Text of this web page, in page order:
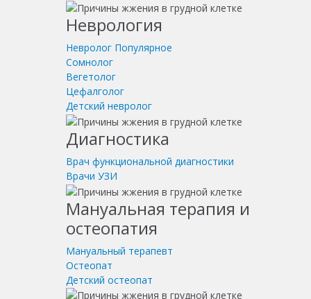
Неврология
Невролог Популярное
Сомнолог
Вегетолог
Цефалголог
Детский невролог
Диагностика
Врач функциональной диагностики
Врачи УЗИ
Мануальная терапия и
остеопатия
Мануальный терапевт
Остеопат
Детский остеопат